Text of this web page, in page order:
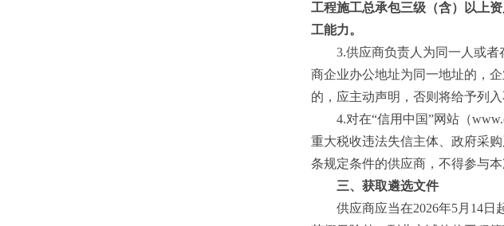
工程施工总承包三级（含）以上
工能力。
3.供应商负责人为同一人或者
商企业办公地址为同一地址的，
的，应主动声明，否则将给予列入
4.对在“信用中国”网站 （
重大税收违法失信主体、政府采
条规定条件的供应商，不得参与本
三、获取遴选文件
供应商应当在2026年5月 14日